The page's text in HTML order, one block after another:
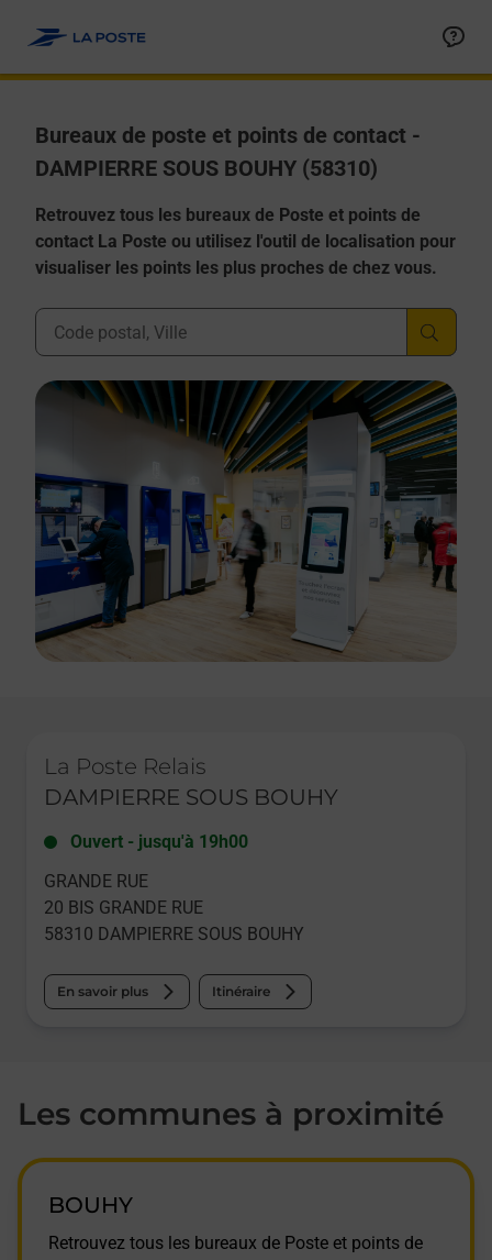
Bureaux de poste et points de contact -
DAMPIERRE SOUS BOUHY (58310)
Retrouvez tous les bureaux de Poste et points de
contact La Poste ou utilisez l'outil de localisation pour
visualiser les points les plus proches de chez vous.
Ville, Département, Code Postal
La Poste Relais
DAMPIERRE SOUS BOUHY
Ouvert - jusqu'à 19h00
GRANDE RUE
20 BIS GRANDE RUE
58310 DAMPIERRE SOUS BOUHY
En savoir plus Itinéraire
Les communes à proximité
BOUHY
Retrouvez tous les bureaux de Poste et points de